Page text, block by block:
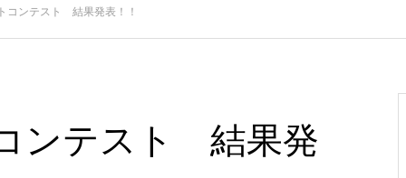
コンテスト 結果発表！！
ンテスト 結果発